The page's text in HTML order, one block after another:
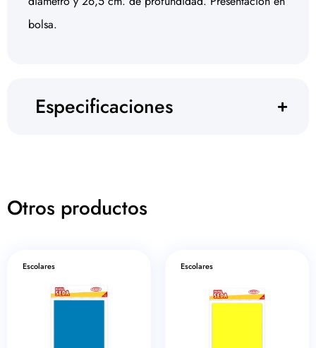
bolsa.
Especificaciones
Otros productos
Escolares Escolares